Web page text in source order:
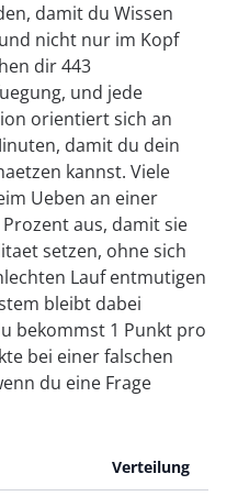
damit du Wissen
nicht nur im Kopf
dir 443
und jede
orientiert sich an
damit du dein
kannst. Viele
Ueben an einer
aus, damit sie
setzen, ohne sich
Lauf entmutigen
bleibt dabei
bekommst 1 Punkt pro
bei einer falschen
du eine Frage
Verteilung